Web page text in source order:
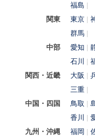
福島
関東
東京
群馬
中部
愛知
石川
関西・近畿
大阪
三重
中国・四国
鳥取
香川
九州・沖縄
福岡